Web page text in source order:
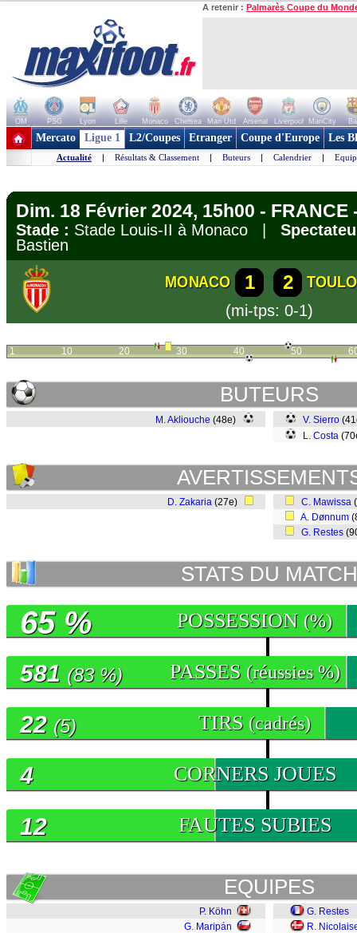
A retenir : Palmarès Coupe du
OM PSG Lyon Lille Monaco Chelsea Man Utd Arsenal Liverpool ManCity
+ de clubs
Mercato Ligue 1 L2/Coupes Etranger Coupe d'Europe Les
Actualité | Résultats & Classement | Buteurs | Calendrier |
Dim. 18 Février 2024, 15h00 - FRANCE
Stade : Stade Louis-II à Monaco |
Bastien
MONACO 1 2
(mi-tps: 0-1)
1 10 20 30 40 50
BUTEURS
M. Akliouche (48e) V. Sierro
L. Costa
D. Zakaria (27e) C. Mawissa
A. Dønnum
G. Restes
STATS DU MATCH
POSSESSION (%)
65 %
PASSES (réussies %)
581 (83 %)
TIRS (cadrés)
22 (5)
CORNERS JOUES
4
FAUTES SUBIES
12
EQUIPES
P. Köhn
G. Maripán
G. Restes
R.